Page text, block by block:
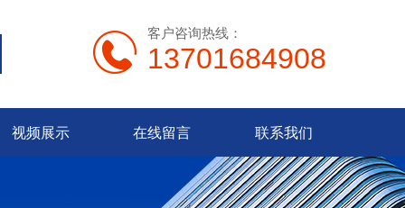
客户咨询热线：
13701684908
视频展示 在线留言 联系我们